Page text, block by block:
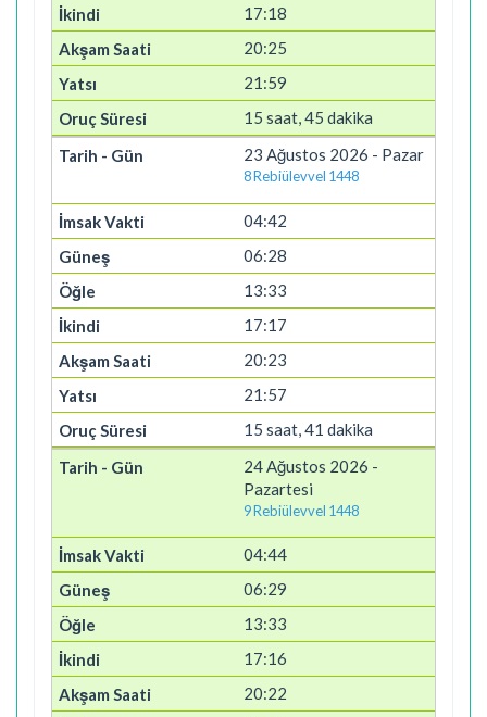
17:18
20:25
21:59
15 saat, 45 dakika
23 Ağustos 2026 - Pazar
8 Rebiülevvel 1448
04:42
06:28
13:33
17:17
20:23
21:57
15 saat, 41 dakika
24 Ağustos 2026 -
Pazartesi
9 Rebiülevvel 1448
04:44
06:29
13:33
17:16
20:22